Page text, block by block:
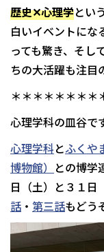
歴史✕心理学とい
白いイベントにな
っても驚き、そし
ちの大活躍も注目
＊＊＊＊＊＊＊＊
心理学科の皿谷で
心理学科とふくや
博物館） との博学
日（土）と３１日
話 ・ 第三話もどう